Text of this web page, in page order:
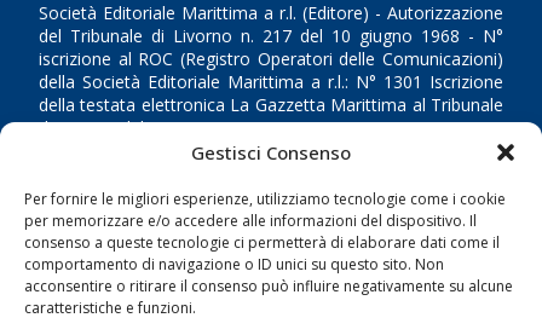
Gestisci Consenso
Per fornire le migliori esperienze, utilizziamo tecnologie come i cookie
per memorizzare e/o accedere alle informazioni del dispositivo. Il
consenso a queste tecnologie ci permetterà di elaborare dati come il
comportamento di navigazione o ID unici su questo sito. Non
acconsentire o ritirare il consenso può influire negativamente su alcune
caratteristiche e funzioni.
Società Editoriale Marittima a r.l. (Editore) - Autorizzazione
del Tribunale di Livorno n. 217 del 10 giugno 1968 - N°
iscrizione al ROC (Registro Operatori delle Comunicazioni)
della Società Editoriale Marittima a r.l.: N° 1301 Iscrizione
della testata elettronica La Gazzetta Marittima al Tribunale
di Livorno del 15/09/2010.
Shipping
Porti/Interporti